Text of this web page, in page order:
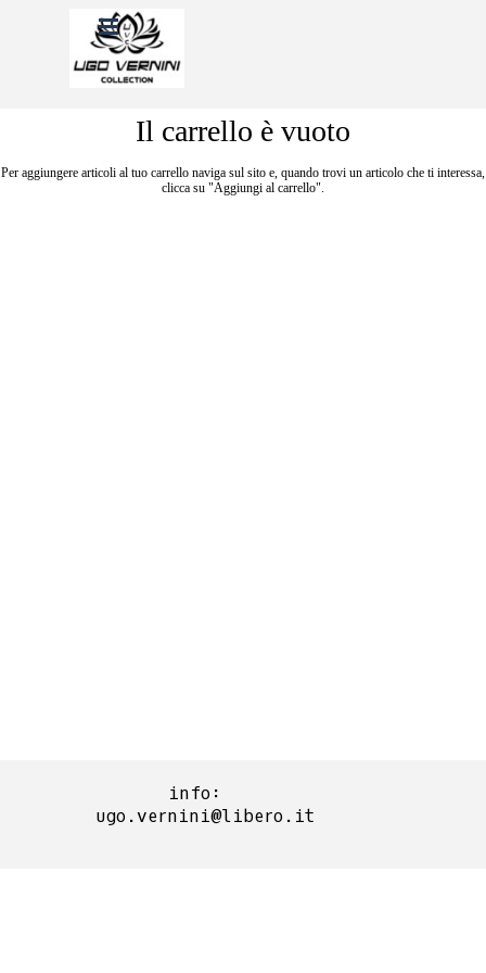
Salta menù
Il carrello è vuoto
Per aggiungere articoli al tuo carrello naviga sul sito e, quando trovi un articolo che ti interessa,
clicca su "Aggiungi al carrello".
info:
ugo.vernini@libero.it